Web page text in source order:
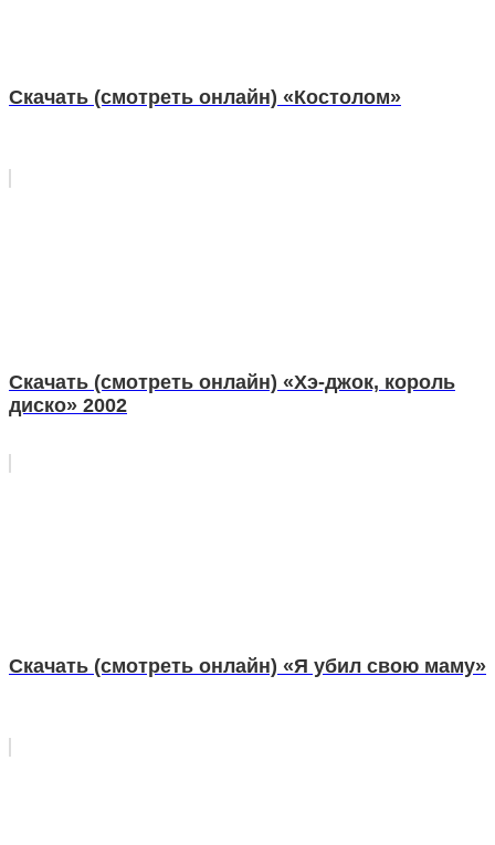
Скачать (смотреть онлайн) «Костолом»
Скачать (смотреть онлайн) «Хэ-джок, король
диско» 2002
Скачать (смотреть онлайн) «Я убил свою маму»